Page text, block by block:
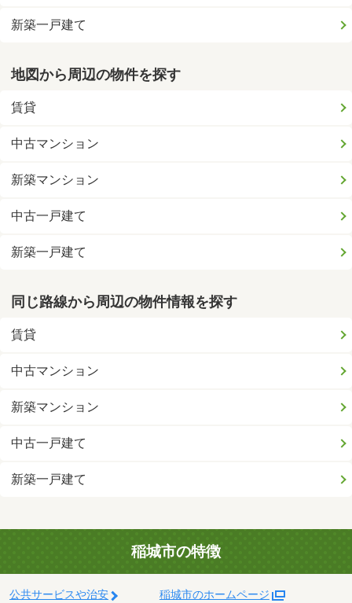
新築一戸建て
地図から周辺の物件を探す
賃貸
中古マンション
新築マンション
中古一戸建て
新築一戸建て
同じ路線から周辺の物件情報を探す
賃貸
中古マンション
新築マンション
中古一戸建て
新築一戸建て
稲城市の特徴
公共サービスや治安 稲城市のホームページ